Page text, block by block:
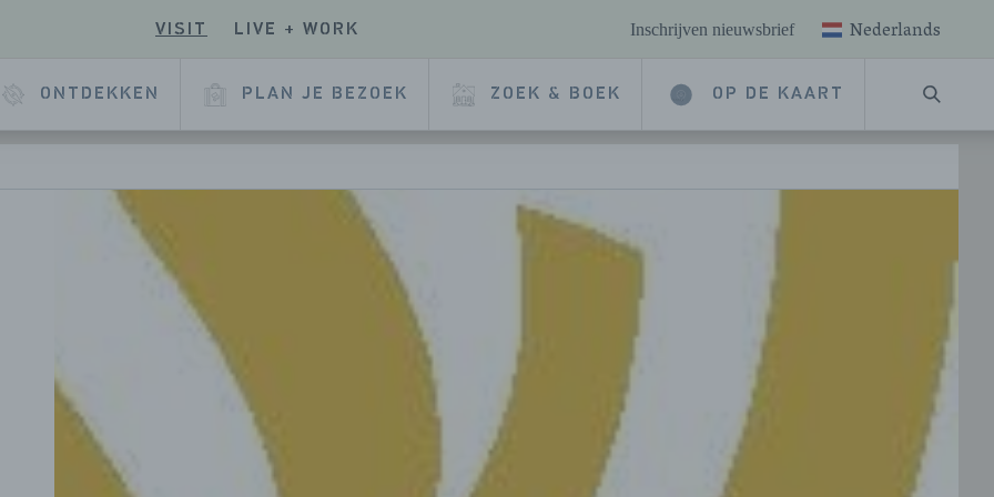
VISIT LIVE + WORK Inschrijven nieuwsbrief Nederlands
ONTDEKKEN PLAN JE BEZOEK ZOEK & BOEK OP DE KAART